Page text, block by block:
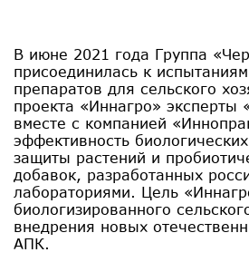
В июне 2021 года Группа
присоединилась к
препаратов для сельского
проекта «Иннагро» эксперты
вместе с компанией
эффективность
защиты растений и
добавок, разработанных
лабораториями. Цель
биологизированного
внедрения новых
АПК.